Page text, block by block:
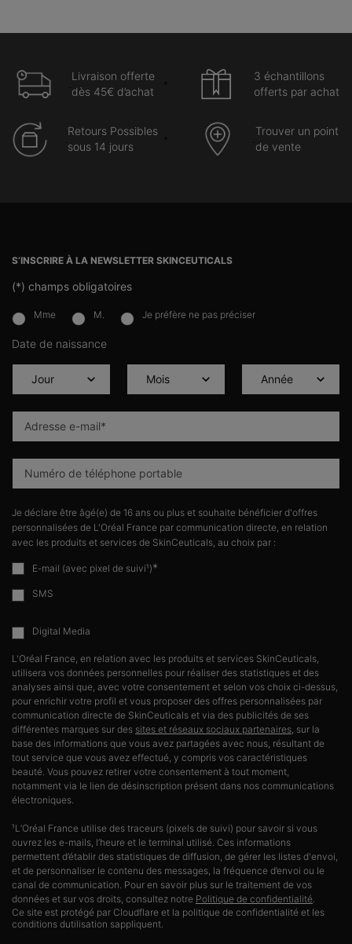
bons actifs cosmétiques, tels que la vitamine C,
l’acide salicylique et l’acide tranexamique qui vont
Livraison offerte
dès 45€ d’achat
3 échantillons
offerts par achat
Retours Possibles
sous 14 jours
Trouver un point
de vente
S’INSCRIRE À LA NEWSLETTER SKINCEUTICALS
(*) champs obligatoires
newslettersignup.title.legend
Mme M. Je préfère ne pas préciser
Date de naissance
Adresse e-mail*
Numéro de téléphone portable
Je déclare être âgé(e) de 16 ans ou plus et souhaite bénéficier d'offres
personnalisées de L'Oréal France par communication directe, en relation
avec les produits et services de SkinCeuticals, au choix par :
E-mail (avec pixel de suivi¹)*
SMS
Digital Media
L'Oréal France, en relation avec les produits et services SkinCeuticals,
utilisera vos données personnelles pour réaliser des statistiques et des
analyses ainsi que, avec votre consentement et selon vos choix ci-dessus,
pour enrichir votre profil et vous proposer des offres personnalisées par
communication directe de SkinCeuticals et via des publicités de ses
différentes marques sur des sites et réseaux sociaux partenaires , sur la
base des informations que vous avez partagées avec nous, résultant de
tout service que vous avez effectué, y compris vos caractéristiques
beauté. Vous pouvez retirer votre consentement à tout moment,
notamment via le lien de désinscription présent dans nos communications
électroniques.
¹L’Oréal France utilise des traceurs (pixels de suivi) pour savoir si vous
ouvrez les e-mails, l’heure et le terminal utilisé. Ces informations
permettent d’établir des statistiques de diffusion, de gérer les listes d'envoi,
et de personnaliser le contenu des messages, la fréquence d’envoi ou le
canal de communication. Pour en savoir plus sur le traitement de vos
données et sur vos droits, consultez notre Politique de confidentialité
Ce site est protégé par Cloudflare et la politique de confidentialité et les
conditions dutilisation sappliquent.